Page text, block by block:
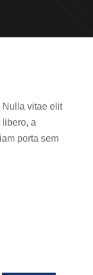
Nulla vitae elit
libero, a
porta sem